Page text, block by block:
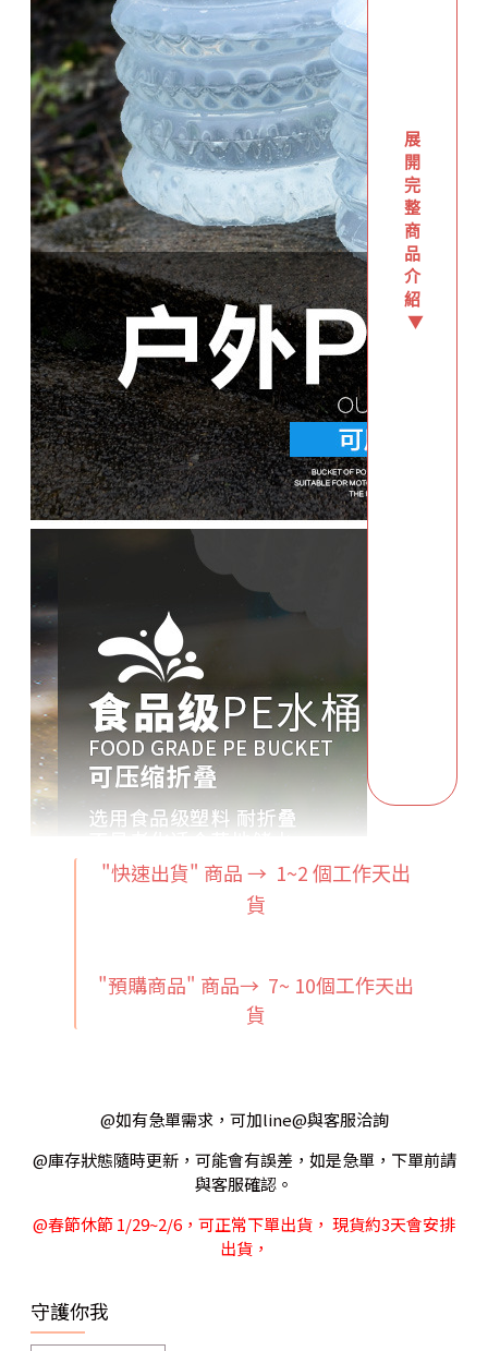
展
開
完
整
商
品
介
紹
▼
"快速出貨" 商品 → 1~2 個工作天出
貨
"預購商品" 商品→ 7~ 10個工作天出
貨
@如有急單需求，可加line@與客服洽詢
@庫存狀態隨時更新，可能會有誤差，如是急單，下單前請
與客服確認。
@春節休節 1/29~2/6，可正常下單出貨， 現貨約3天會安排
出貨，
守護你我